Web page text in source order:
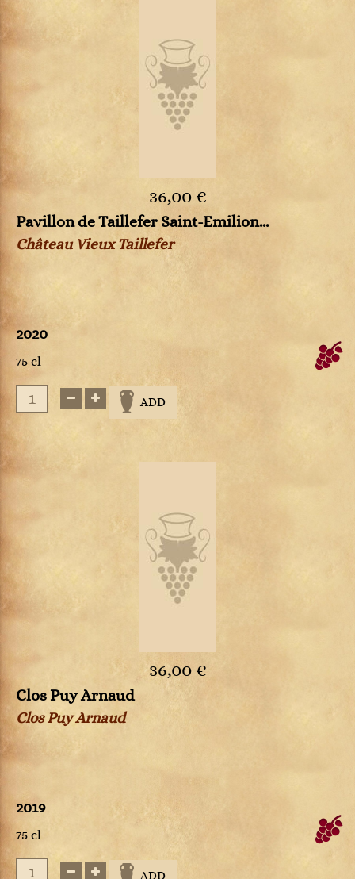
36,00 €
Pavillon de Taillefer Saint-Emilion...
Château Vieux Taillefer
2020
75 cl
ADD
36,00 €
Clos Puy Arnaud
Clos Puy Arnaud
2019
75 cl
ADD